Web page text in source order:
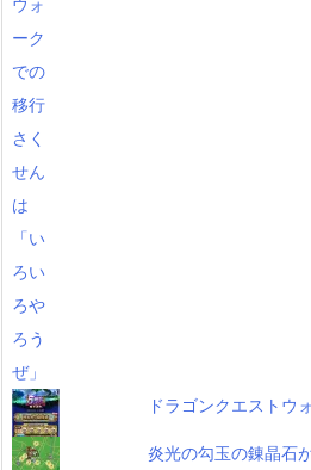
ドラゴンクエスト
炎光の勾玉の錬晶石